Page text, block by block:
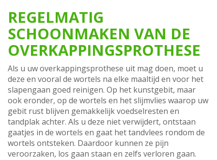
REGELMATIG
SCHOONMAKEN VAN DE
OVERKAPPINGSPROTHESE
Als u uw overkappingsprothese uit mag doen, moet u
deze en vooral de wortels na elke maaltijd en voor het
slapengaan goed reinigen. Op het kunstgebit, maar
ook eronder, op de wortels en het slijmvlies waarop uw
gebit rust blijven gemakkelijk voedselresten en
tandplak achter. Als u deze niet verwijdert, ontstaan
gaatjes in de wortels en gaat het tandvlees rondom de
wortels ontsteken. Daardoor kunnen ze pijn
veroorzaken, los gaan staan en zelfs verloren gaan.